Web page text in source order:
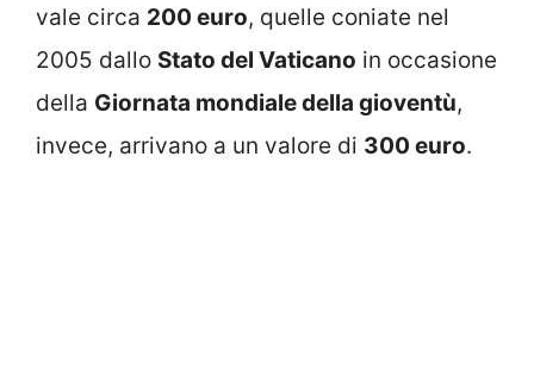
vale circa 200 euro, quelle coniate nel
2005 dallo Stato del Vaticano in occasione
della Giornata mondiale della gioventù,
invece, arrivano a un valore di 300 euro.